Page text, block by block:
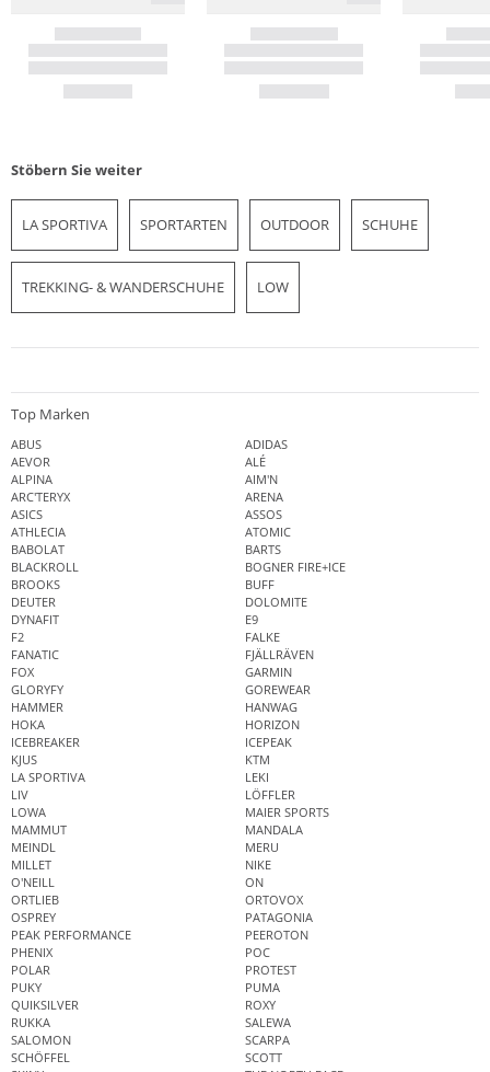
Stöbern Sie weiter
LA SPORTIVA SPORTARTEN OUTDOOR SCHUHE
TREKKING- & WANDERSCHUHE LOW
Top Marken
ABUS
ADIDAS
AEVOR
ALÉ
ALPINA
AIM'N
ARC'TERYX
ARENA
ASICS
ASSOS
ATHLECIA
ATOMIC
BABOLAT
BARTS
BLACKROLL
BOGNER FIRE+ICE
BROOKS
BUFF
DEUTER
DOLOMITE
DYNAFIT
E9
F2
FALKE
FANATIC
FJÄLLRÄVEN
FOX
GARMIN
GLORYFY
GOREWEAR
HAMMER
HANWAG
HOKA
HORIZON
ICEBREAKER
ICEPEAK
KJUS
KTM
LA SPORTIVA
LEKI
LIV
LÖFFLER
LOWA
MAIER SPORTS
MAMMUT
MANDALA
MEINDL
MERU
MILLET
NIKE
O'NEILL
ON
ORTLIEB
ORTOVOX
OSPREY
PATAGONIA
PEAK PERFORMANCE
PEEROTON
PHENIX
POC
POLAR
PROTEST
PUKY
PUMA
QUIKSILVER
ROXY
RUKKA
SALEWA
SALOMON
SCARPA
SCHÖFFEL
SCOTT